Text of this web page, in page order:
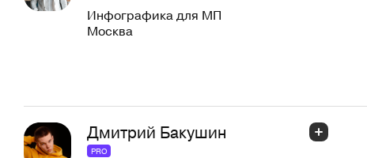
Инфографика для МП
Москва
Дмитрий Бакушин
PRO